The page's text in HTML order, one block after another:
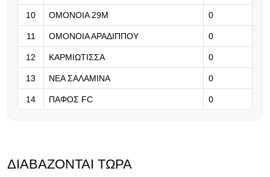
10 ΟΜΟΝΟΙΑ 29Μ 0
11 ΟΜΟΝΟΙΑ ΑΡΑΔΙΠΠΟΥ 0
12 ΚΑΡΜΙΩΤΙΣΣΑ 0
13 ΝΕΑ ΣΑΛΑΜΙΝΑ 0
14 ΠΑΦΟΣ FC 0
ΔΙΑΒΆΖΟΝΤΑΙ ΤΏΡΑ